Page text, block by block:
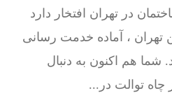
در تهران افتخار دارد
تهران ، آماده خدمت رسانی
شما هم اکنون به دنبال
چاه توالت در...